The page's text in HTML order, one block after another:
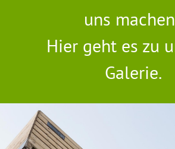
uns
Hier geht es zu
Galerie.